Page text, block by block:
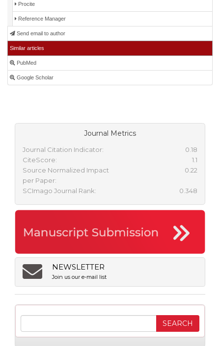
Procite
Reference Manager
Send email to author
Similar articles
PubMed
Google Scholar
Journal Metrics
Journal Citation Indicator:
0.18
CiteScore:
1.1
Source Normalized Impact
per Paper:
0.22
SCImago Journal Rank: 0.348
NEWSLETTER
Join us our e-mail list